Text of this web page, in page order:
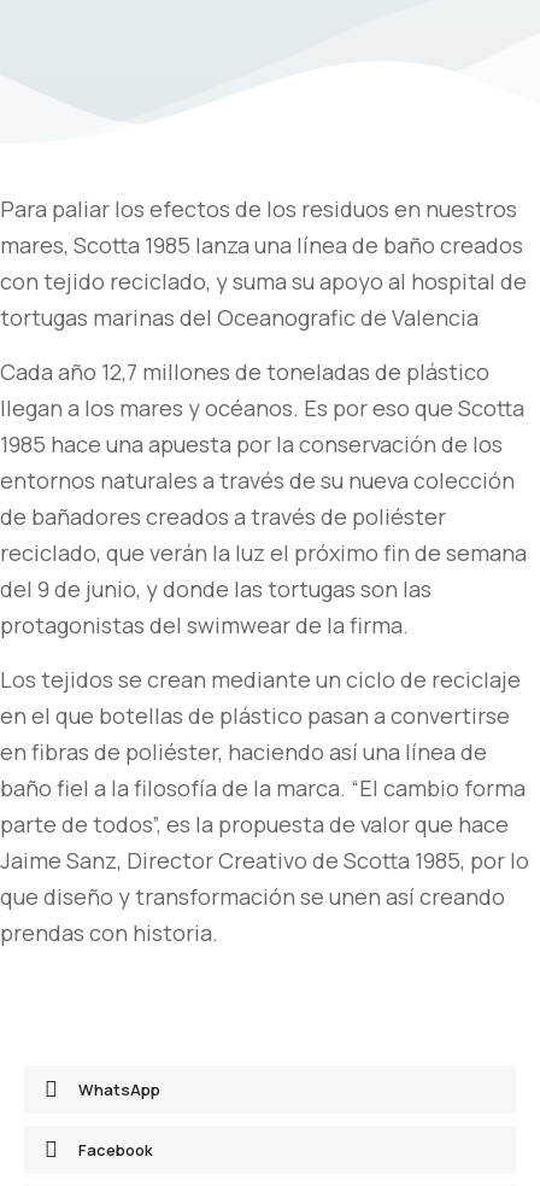
Para paliar los efectos de los residuos en nuestros
mares, Scotta 1985 lanza una línea de baño creados
con tejido reciclado, y suma su apoyo al hospital de
tortugas marinas del Oceanografic de Valencia
Cada año 12,7 millones de toneladas de plástico
llegan a los mares y océanos. Es por eso que Scotta
1985 hace una apuesta por la conservación de los
entornos naturales a través de su nueva colección
de bañadores creados a través de poliéster
reciclado, que verán la luz el próximo fin de semana
del 9 de junio, y donde las tortugas son las
protagonistas del swimwear de la firma.
Los tejidos se crean mediante un ciclo de reciclaje
en el que botellas de plástico pasan a convertirse
en fibras de poliéster, haciendo así una línea de
baño fiel a la filosofía de la marca. “El cambio forma
parte de todos”, es la propuesta de valor que hace
Jaime Sanz, Director Creativo de Scotta 1985, por lo
que diseño y transformación se unen así creando
prendas con historia.
WhatsApp
Facebook